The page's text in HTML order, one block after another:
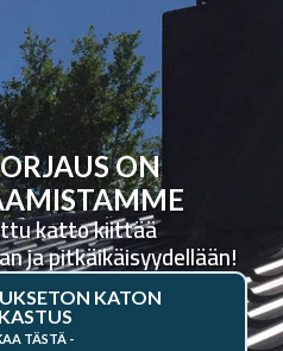
ON
katto kiittää
ja pitkäikäisyydellään!
KATON